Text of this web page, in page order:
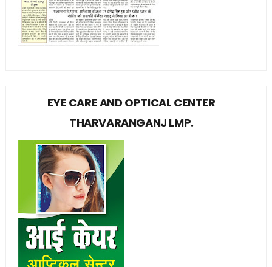
EYE CARE AND OPTICAL CENTER
THARVARANGANJ LMP.